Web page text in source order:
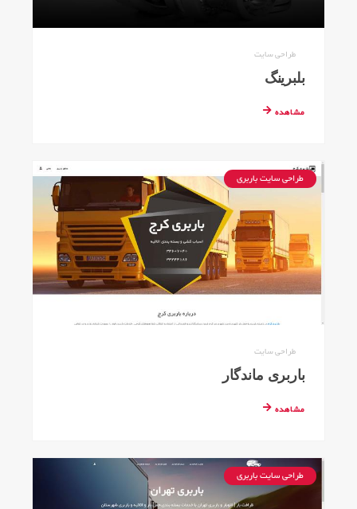
طراحی سایت
بلبرینگ
مشاهده
طراحی سایت باربری
طراحی سایت
باربری ماندگار
مشاهده
طراحی سایت باربری